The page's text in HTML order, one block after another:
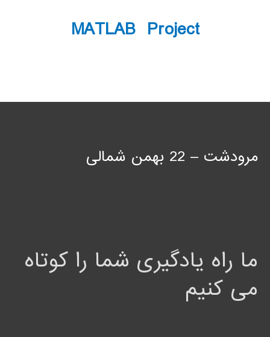
MATLAB Project
مرودشت – 22 بهمن شمالی
ما راه یادگیری شما را کوتاه
می کنیم